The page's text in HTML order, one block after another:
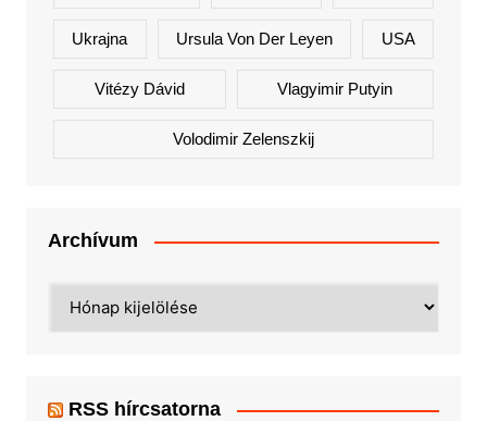
Ukrajna Ursula Von Der Leyen USA
Vitézy Dávid Vlagyimir Putyin
Volodimir Zelenszkij
Archívum
RSS hírcsatorna